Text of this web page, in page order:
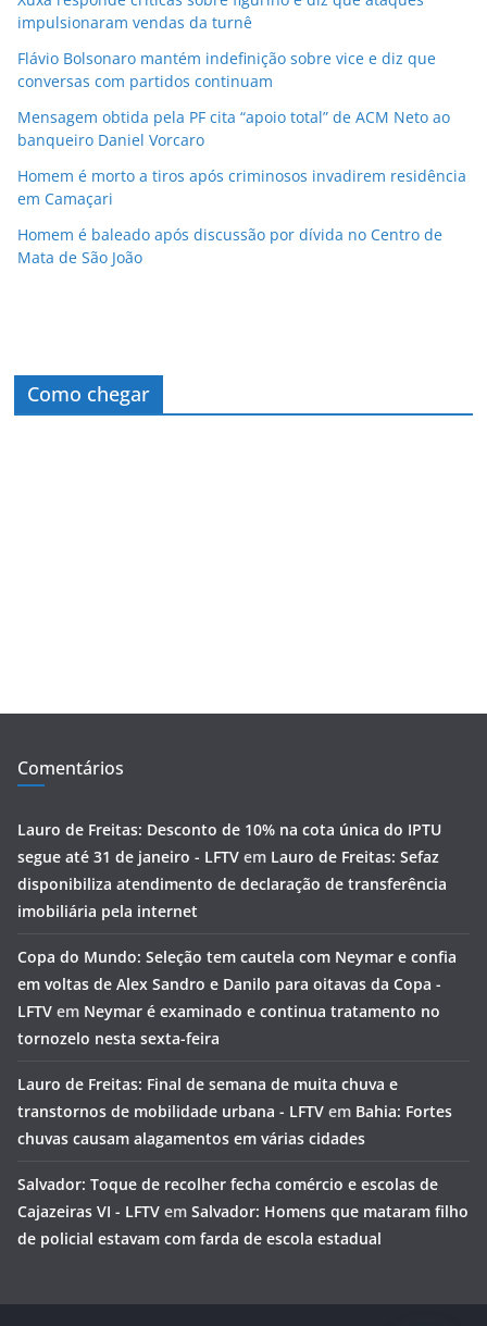
impulsionaram vendas da turnê
Flávio Bolsonaro mantém indefinição sobre vice e diz que
conversas com partidos continuam
Mensagem obtida pela PF cita “apoio total” de ACM Neto ao
banqueiro Daniel Vorcaro
Homem é morto a tiros após criminosos invadirem residência
em Camaçari
Homem é baleado após discussão por dívida no Centro de
Mata de São João
Como chegar
Comentários
Lauro de Freitas: Desconto de 10% na cota única do IPTU
segue até 31 de janeiro - LFTV em Lauro de Freitas: Sefaz
disponibiliza atendimento de declaração de transferência
imobiliária pela internet
Copa do Mundo: Seleção tem cautela com Neymar e confia
em voltas de Alex Sandro e Danilo para oitavas da Copa -
LFTV em Neymar é examinado e continua tratamento no
tornozelo nesta sexta-feira
Lauro de Freitas: Final de semana de muita chuva e
transtornos de mobilidade urbana - LFTV em Bahia: Fortes
chuvas causam alagamentos em várias cidades
Salvador: Toque de recolher fecha comércio e escolas de
Cajazeiras VI - LFTV em Salvador: Homens que mataram filho
de policial estavam com farda de escola estadual